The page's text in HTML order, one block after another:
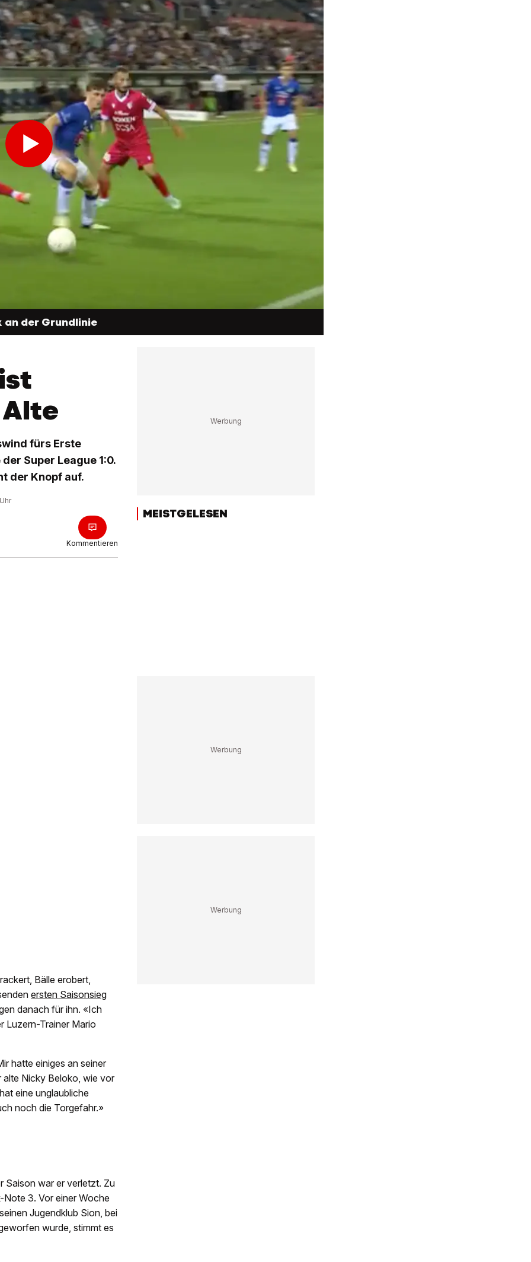
der Grundlinie
fürs Erste
Super League 1:0.
der Knopf auf.
Kommentieren
Bälle erobert,
ersten Saisonsieg
danach für ihn. «Ich
Luzern-Trainer Mario
hatte einiges an seiner
alte Nicky Beloko, wie vor
eine unglaubliche
noch die Torgefahr.»
Saison war er verletzt. Zu
Note 3. Vor einer Woche
Jugendklub Sion, bei
wurde, stimmt es
MEISTGELESEN